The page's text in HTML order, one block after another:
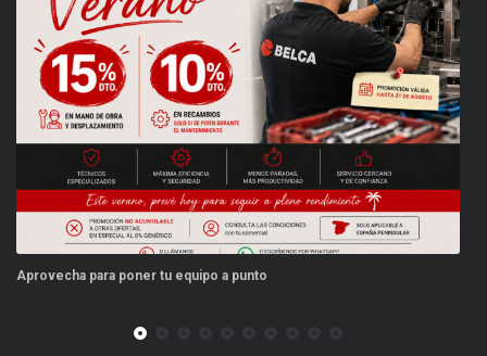
Este verano, tus repuestos tienen ventajas